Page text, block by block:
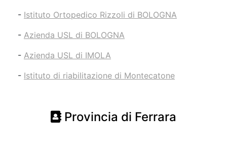
- Istituto Ortopedico Rizzoli di BOLOGNA
- Azienda USL di BOLOGNA
- Azienda USL di IMOLA
- Istituto di riabilitazione di Montecatone
Provincia di Ferrara